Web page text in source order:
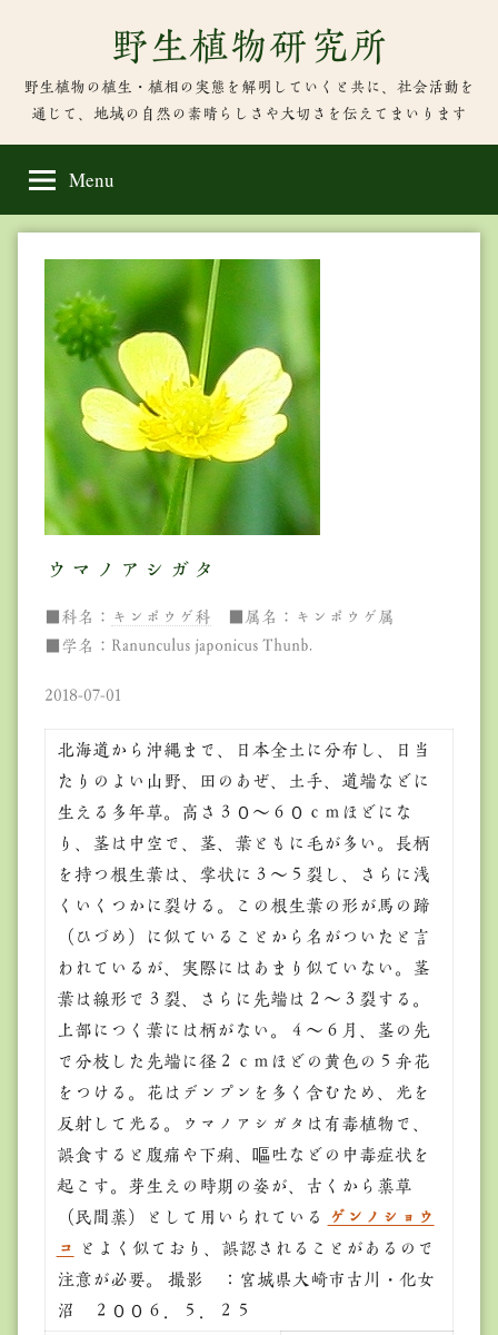
content
野生植物研究所
野生植物の植生・植相の実態を解明していくと共に、社会活動を
通じて、地域の自然の素晴らしさや大切さを伝えてまいります
Menu
ウマノアシガタ
■科名： キンポウゲ科 ■属名：キンポウゲ属
■学名：Ranunculus japonicus Thunb.
2018-07-01
北海道から沖縄まで、日本全土に分布し、日当
たりのよい山野、田のあぜ、土手、道端などに
生える多年草。高さ３０～６０ｃｍほどにな
り、茎は中空で、茎、葉ともに毛が多い。長柄
を持つ根生葉は、掌状に３～５裂し、さらに浅
くいくつかに裂ける。この根生葉の形が馬の蹄
（ひづめ）に似ていることから名がついたと言
われているが、実際にはあまり似ていない。茎
葉は線形で３裂、さらに先端は２～３裂する。
上部につく葉には柄がない。４～６月、茎の先
で分枝した先端に径２ｃｍほどの黄色の５弁花
をつける。花はデンプンを多く含むため、光を
反射して光る。ウマノアシガタは有毒植物で、
誤食すると腹痛や下痢、嘔吐などの中毒症状を
起こす。芽生えの時期の姿が、古くから薬草
（民間薬）として用いられている
ゲンノショウ
コ
とよく似ており、誤認されることがあるので
注意が必要。 撮影 ：宮城県大崎市古川・化女
沼 ２００６．５．２５